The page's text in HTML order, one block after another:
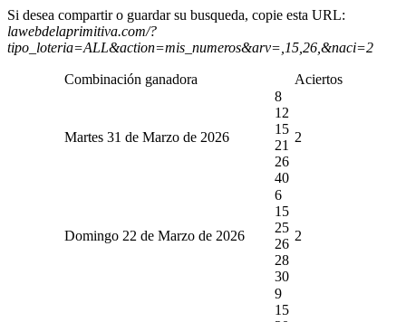
Si desea compartir o guardar su busqueda, copie esta URL:
lawebdelaprimitiva.com/?
tipo_loteria=ALL&action=mis_numeros&arv=,15,26,&naci=2
Combinación ganadora Aciertos
Martes 31 de Marzo de 2026
8
12
15
21
26
40
2
Domingo 22 de Marzo de 2026
6
15
25
26
28
30
2
9
15